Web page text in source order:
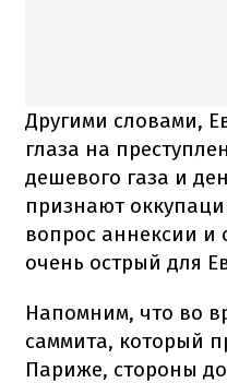
Другими словами,
глаза на
дешевого газа и
признают
вопрос аннексии и
очень острый для
Напомним, что во
саммита, который
Париже, стороны